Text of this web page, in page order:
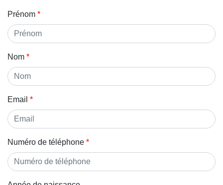
Prénom
Nom
Email
Numéro de téléphone